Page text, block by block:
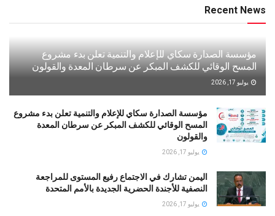
Recent News
مؤسسة الصدارة سكاي للإعلام والتنمية تعلن بدء مشروع
المسح الوقائي للكشف المبكر عن سرطان المعدة والقولون
يوليو 17, 2026
مؤسسة الصدارة سكاي للإعلام والتنمية تعلن بدء مشروع
المسح الوقائي للكشف المبكر عن سرطان المعدة
والقولون
يوليو 17, 2026
اليمن تشارك في الاجتماع رفيع المستوى للمراجعة
النصفية للأجندة الحضرية الجديدة بالأمم المتحدة
يوليو 17, 2026